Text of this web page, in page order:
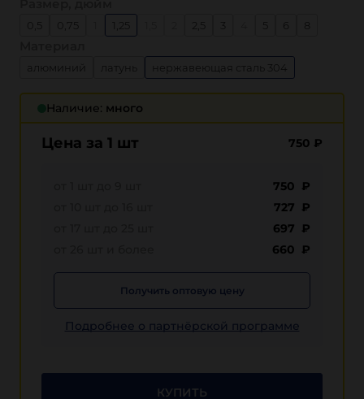
Наличие: много
Цена за 1 шт 750 ₽
750 ₽
727 ₽
697 ₽
660 ₽
Получить оптовую цену
Подробнее о партнёрской программе
КУПИТЬ
0,75 3 6 8
нержавеющая сталь 304
нержавеющая сталь 316
полипропилен